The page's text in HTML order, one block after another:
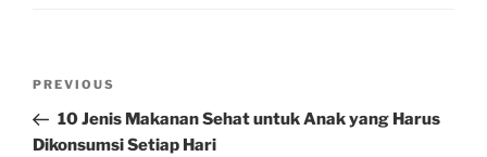
Previous
Post
PREVIOUS
10 Jenis Makanan Sehat untuk Anak yang Harus
Dikonsumsi Setiap Hari